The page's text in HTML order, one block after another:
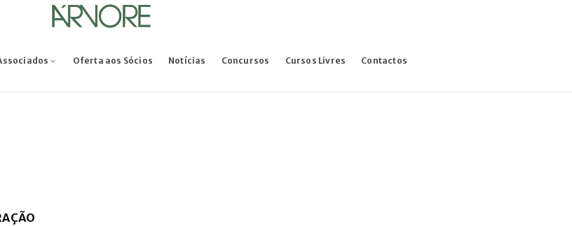
Oferta aos Sócios Notícias Concursos Cursos Livres Contactos